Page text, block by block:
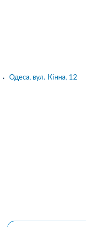
Одеса, вул. Кінна, 12